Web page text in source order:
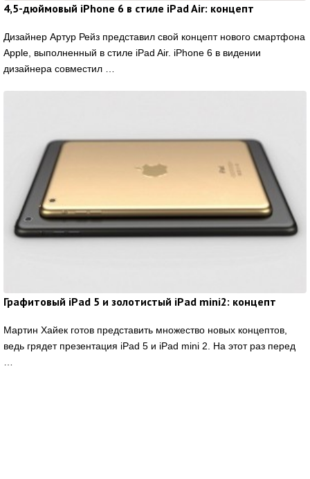
4,5-дюймовый iPhone 6 в стиле iPad Air: концепт
Дизайнер Артур Рейз представил свой концепт нового смартфона
Apple, выполненный в стиле iPad Air. iPhone 6 в видении
дизайнера совместил …
Графитовый iPad 5 и золотистый iPad mini2: концепт
Мартин Хайек готов представить множество новых концептов,
ведь грядет презентация iPad 5 и iPad mini 2. На этот раз перед